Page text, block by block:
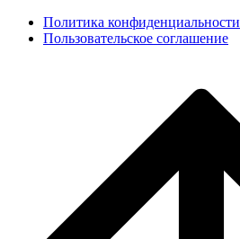
Политика конфиденциальности
Пользовательское соглашение